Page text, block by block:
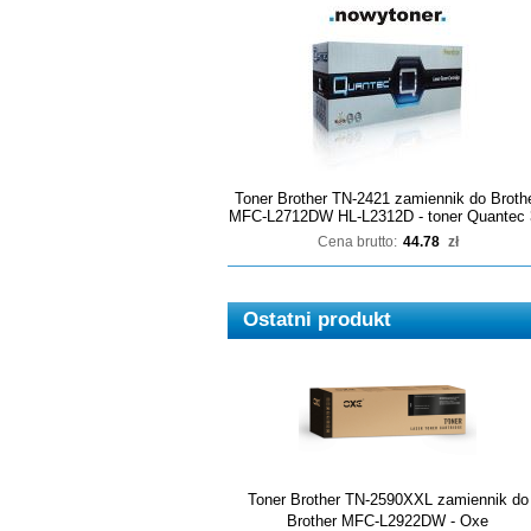
Toner Brother TN-2421 zamiennik do
MFC-L2712DW HL-L2312D - toner Quantec
Cena brutto: 44.78 zł
Ostatni produkt
Toner Brother TN-2590XXL zamiennik do
Brother MFC-L2922DW - Oxe